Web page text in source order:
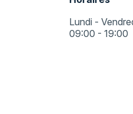
Lundi -
09:00 - 19:00